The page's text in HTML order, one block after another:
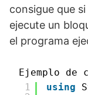
consigue que
ejecute un
el programa
Ejemplo de
1
using